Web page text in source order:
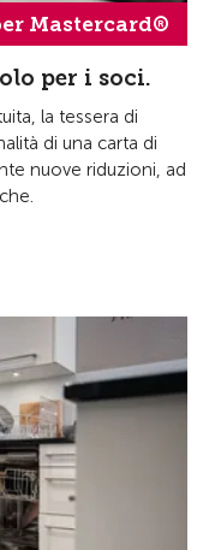
Mastercard®
per i soci.
la tessera di
di una carta di
nuove riduzioni, ad